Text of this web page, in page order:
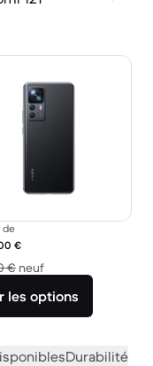
de
:
€
€ neufcontre 649,00 €
les options
Durabilité